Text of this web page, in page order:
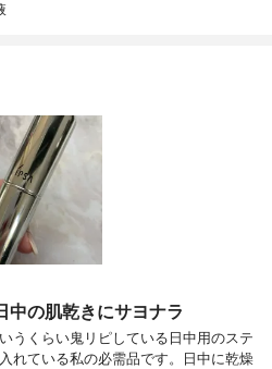
中の肌乾きにサヨナラ
うくらい鬼リピしている日中用のステ
れている私の必需品です。日中に乾燥